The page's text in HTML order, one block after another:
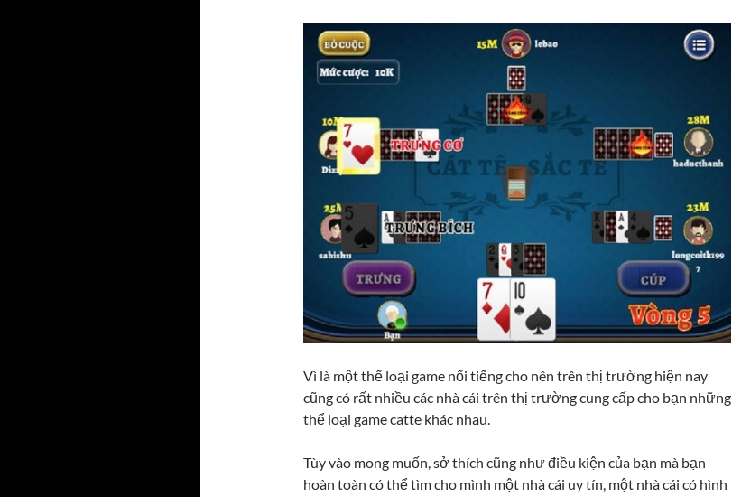
Vì là một thể loại game nổi tiếng cho nên trên thị trường hiện nay
cũng có rất nhiều các nhà cái trên thị trường cung cấp cho bạn những
thể loại game catte khác nhau.
Tùy vào mong muốn, sở thích cũng như điều kiện của bạn mà bạn
hoàn toàn có thể tìm cho mình một nhà cái uy tín, một nhà cái có hình